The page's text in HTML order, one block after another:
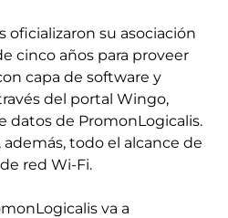
oficializaron su asociación
cinco años para proveer
capa de software y
del portal Wingo,
datos de PromonLogicalis.
todo el alcance de
red Wi-Fi.
va a